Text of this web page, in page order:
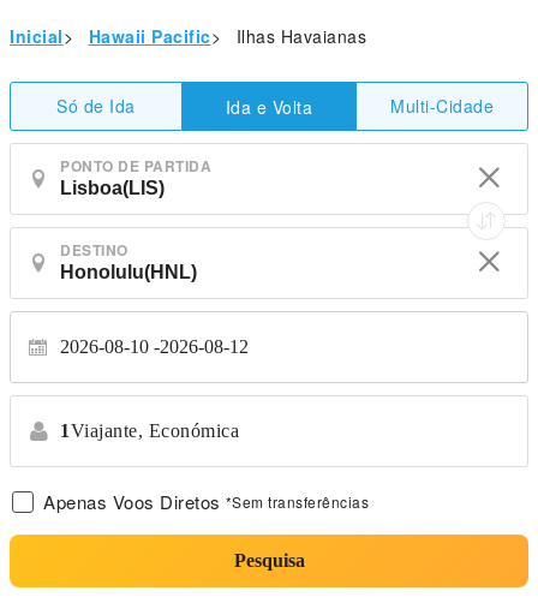
Inicial> Hawaii Pacific> Ilhas Havaianas
Só de Ida Ida e Volta Multi-Cidade
PONTO DE PARTIDA
DESTINO
2026-08-10 2026-08-12
1Viajante, Económica
Apenas Voos Diretos *Sem transferências
Pesquisa